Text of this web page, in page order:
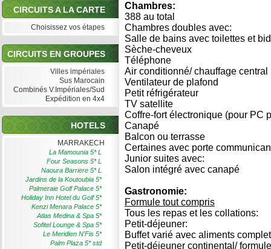
CIRCUITS A LA CARTE
Choisissez vos étapes
CIRCUITS EN GROUPES
Villes impériales
Sus Marocain
Combinés V.Impériales/Sud
Expédition en 4x4
HOTELS
MARRAKECH
La Mamounia 5* L
Four Seasons 5* L
Naoura Barriere 5* L
Jardins de la Koutoubia 5*
Palmeraie Golf Palace 5*
Holiday Inn Hotel du Golf 5*
Kenzi Menara Palace 5*
Atlas Medina & Spa 5*
Sofitel Lounge & Spa 5*
Le Meridien N'Fis 5*
Palm Plaza 5* std
Chambres:
388 au total
Chambres doubles avec:
Salle de bains avec toilettes et
Sèche-cheveux
Téléphone
Air conditionné/ chauffage
Ventilateur de plafond
Petit réfrigérateur
TV satellite
Coffre-fort électronique (pour PC
Canapé
Balcon ou terrasse
Certaines avec porte
Junior suites avec:
Salon intégré avec canapé
Gastronomie:
Formule tout compris
Tous les repas et les collations:
Petit-déjeuner:
Buffet varié avec aliments
Petit-déjeuner continental/